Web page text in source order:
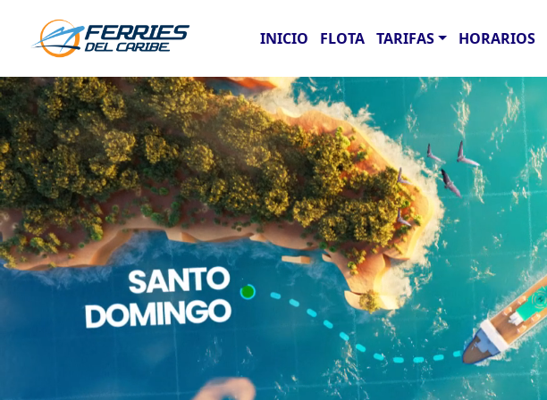
INICIO FLOTA TARIFAS HORARIOS